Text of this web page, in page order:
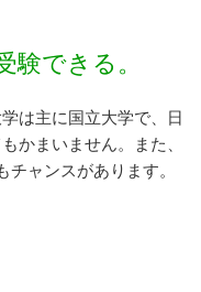
験できる。
は主に国立大学で、日
かまいません。また、
ャンスがあります。